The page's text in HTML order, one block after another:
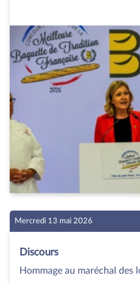
Mercredi 13 mai 2026
Discours
Hommage au maréchal des